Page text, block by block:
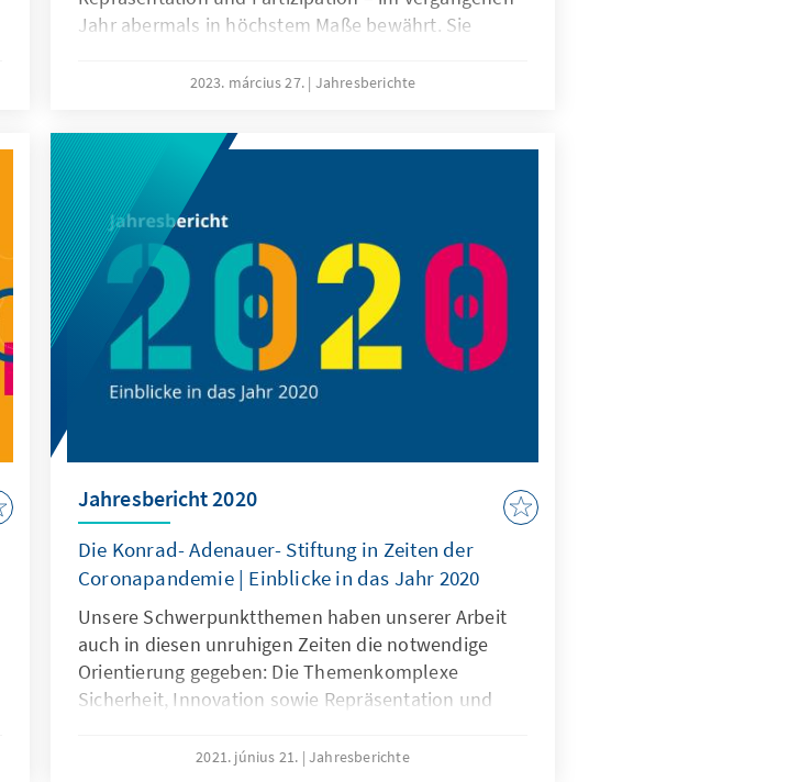
Jahr abermals in höchs­tem Maße bewährt. Sie
unruhigen Zeiten gegeben. Wir konnten unsere
vermitteln.
2023. március 27. Jahresberichte
Jahresbericht 2020
Die Konrad- Adenauer- Stiftung in Zeiten der
Coronapandemie | Einblicke in das Jahr 2020
Unsere Schwerpunktthemen haben unserer Arbeit
auch in diesen unruhigen Zeiten die notwendige
Orientierung gegeben: Die Themenkomplexe
Sicherheit, Innovation sowie Repräsentation und
Hintergrund der Coronapandemie weiter als
2021. június 21. Jahresberichte